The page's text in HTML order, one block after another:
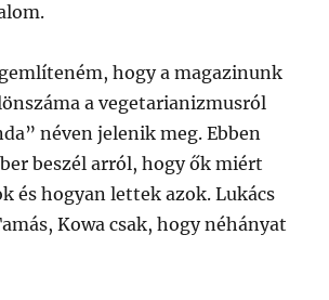
hogy a magazinunk
a vegetarianizmusról
néven jelenik meg. Ebben
beszél arról, hogy ők miért
és hogyan lettek azok. Lukács
Kowa csak, hogy néhányat